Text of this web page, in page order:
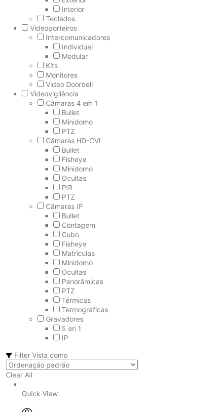
Interior
Teclados
Videoporteiros
Intercomunicadores
Individual
Modular
Kits
Monitores
Video Doorbell
Videovigilância
Câmaras 4 em 1
Bullet
Minidomo
PTZ
Câmaras HD-CVI
Bullet
Fisheye
Minidomo
Ocultas
PIR
PTZ
Câmaras IP
Bullet
Contagem
Cubo
Fisheye
Matrículas
Minidomo
Ocultas
Panorâmicas
PTZ
Térmicas
Termográficas
Gravadores
5 en 1
IP
Filter Vista como
Clear All
Quick View